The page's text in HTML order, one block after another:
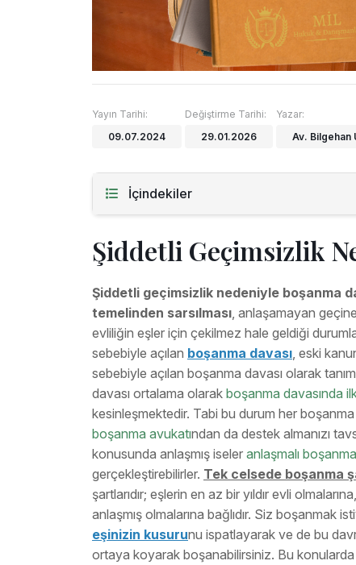
Yayın Tarihi:
09.07.2024
Değiştirme Tarihi:
29.01.2026
Yazar:
Av. Bilgehan
İçindekiler
Şiddetli Geçimsizlik
Şiddetli geçimsizlik nedeniyle boşanma
temelinden sarsılması , anlaşamayan
evliliğin eşler için çekilmez hale geldiği
sebebiyle açılan boşanma davası , eski
sebebiyle açılan boşanma davası olarak
davası ortalama olarak boşanma davasında
kesinleşmektedir. Tabi bu durum her
boşanma avukatından da destek almanızı
konusunda anlaşmış iseler anlaşmalı
gerçekleştirebilirler. Tek celsede boşanma
şartlarıdır; eşlerin en az bir yıldır evli
anlaşmış olmalarına bağlıdır. Siz boşanmak
eşinizin kusurunu ispatlayarak ve de bu
ortaya koyarak boşanabilirsiniz. Bu